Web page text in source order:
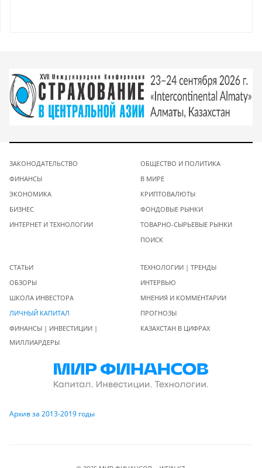
ЗАКОНОДАТЕЛЬСТВО
ФИНАНСЫ
ЭКОНОМИКА
БИЗНЕС
ИНТЕРНЕТ И ТЕХНОЛОГИИ
ОБЩЕСТВО И ПОЛИТИКА
В МИРЕ
КРИПТОВАЛЮТЫ
ФОНДОВЫЕ РЫНКИ
ТОВАРНО-СЫРЬЕВЫЕ РЫНКИ
ПОИСК
СТАТЬИ
ОБЗОРЫ
ШКОЛА ИНВЕСТОРА
ЛИЧНЫЙ КАПИТАЛ
ФИНАНСЫ | ИНВЕСТИЦИИ |
МИЛЛИАРДЕРЫ
ТЕХНОЛОГИИ | ТРЕНДЫ
ИНТЕРВЬЮ
МНЕНИЯ И КОММЕНТАРИИ
ПРОГНОЗЫ
КАЗАХСТАН В ЦИФРАХ
Архив за 2013-2019 годы